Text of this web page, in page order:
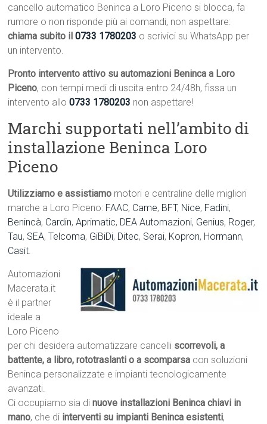
cancello automatico Beninca a Loro Piceno si blocca, fa
rumore o non risponde più ai comandi, non aspettare:
chiama subito il0733 1780203 o scrivici su WhatsApp per
un intervento.
Pronto intervento attivo su automazioni Beninca a Loro
Piceno, con tempi medi di uscita entro 24/48h, fissa un
intervento allo0733 1780203 non aspettare!
Marchi supportati nell’ambito di
installazione Beninca Loro
Piceno
Utilizziamo e assistiamo motori e centraline delle migliori
marche a Loro Piceno: FAAC, Came, BFT, Nice, Fadini,
Benincà, Cardin,Aprimatic, DEA Automazioni, Genius, Roger,
Tau, SEA,Telcoma, GiBiDi, Ditec, Serai, Kopron, Hormann,
Casit.
Automazioni
Macerata.it
è il partner
ideale a
Loro Piceno
per chi desidera automatizzare cancelli scorrevoli, a
battente, a libro, rototraslanti o a scomparsa con soluzioni
Beninca personalizzate e impianti tecnologicamente
avanzati.
Ci occupiamo sia dinuove installazioni Beninca chiavi in
mano, che di interventi su impianti Beninca esistenti,